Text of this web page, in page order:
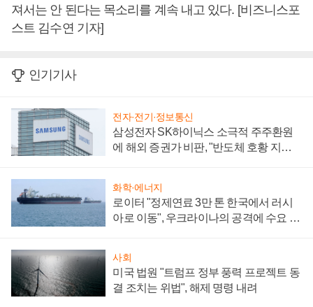
져서는 안 된다는 목소리를 계속 내고 있다. [비즈니스포
스트 김수연 기자]
인기기사
전자·전기·정보통신
삼성전자 SK하이닉스 소극적 주주환원
에 해외 증권가 비판, "반도체 호황 지속
화학·에너지
로이터 "정제연료 3만 톤 한국에서 러시
아로 이동", 우크라이나의 공격에 수요 늘
사회
미국 법원 "트럼프 정부 풍력 프로젝트 동
결 조치는 위법", 해제 명령 내려